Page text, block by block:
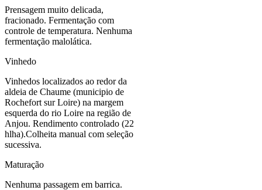
Prensagem muito delicada,
fracionado. Fermentação com
controle de temperatura. Nenhuma
fermentação malolática.
Vinhedo
Vinhedos localizados ao redor da
aldeia de Chaume (municipio de
Rochefort sur Loire) na margem
esquerda do rio Loire na região de
Anjou. Rendimento controlado (22
hlha).Colheita manual com seleção
sucessiva.
Maturação
Nenhuma passagem em barrica.